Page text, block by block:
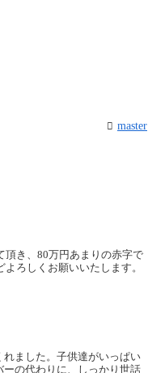
master
頂き、80万円あまりの赤字で
ろしくお願いいたします。
ました。子供達がいっぱい
の代わりに、しっかり世話